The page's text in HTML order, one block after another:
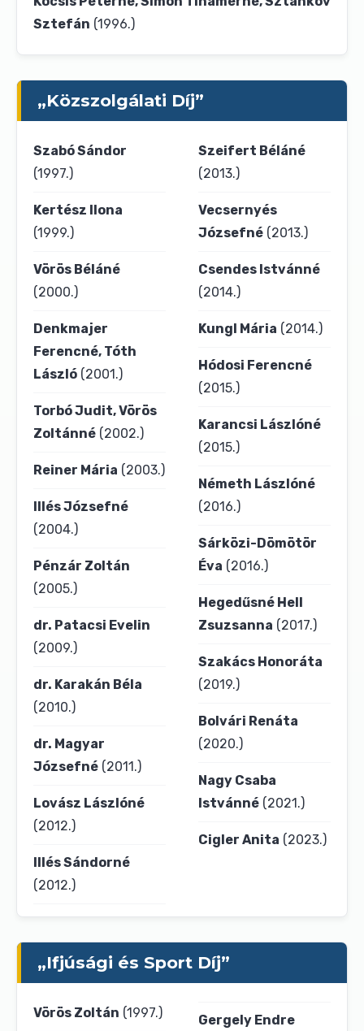
Sztefán (1996.)
„Közszolgálati Díj”
Szabó Sándor
(1997.)
Kertész Ilona
(1999.)
Vörös Béláné
(2000.)
Denkmajer
Ferencné, Tóth
László (2001.)
Torbó Judit, Vörös
Zoltánné (2002.)
Reiner Mária (2003.)
Illés Józsefné
(2004.)
Pénzár Zoltán
(2005.)
dr. Patacsi Evelin
(2009.)
dr. Karakán Béla
(2010.)
dr. Magyar
Józsefné (2011.)
Lovász Lászlóné
(2012.)
Illés Sándorné
(2012.)
Szeifert Béláné
(2013.)
Vecsernyés
Józsefné (2013.)
Csendes Istvánné
(2014.)
Kungl Mária (2014.)
Hódosi Ferencné
(2015.)
Karancsi Lászlóné
(2015.)
Németh Lászlóné
(2016.)
Sárközi-Dömötör
Éva (2016.)
Hegedűsné Hell
Zsuzsanna (2017.)
Szakács Honoráta
(2019.)
Bolvári Renáta
(2020.)
Nagy Csaba
Istvánné (2021.)
Cigler Anita (2023.)
„Ifjúsági és Sport Díj”
Vörös Zoltán (1997.)
Gergely Endre